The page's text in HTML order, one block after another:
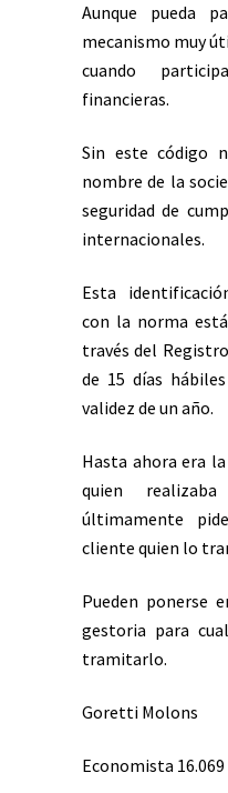
Aunque pueda
mecanismo muy
cuando
financieras.
Sin este código
nombre de la
seguridad de
internacionales.
Esta
con la norma
través del
de 15 días
validez de un año.
Hasta ahora era
quien
últimamente
cliente quien lo
Pueden ponerse
gestoria para
tramitarlo.
Goretti Molons
Economista 16.069